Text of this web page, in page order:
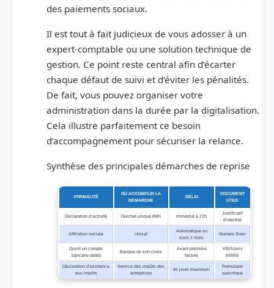
des paiements sociaux.
Il est tout à fait judicieux de vous adosser à un
expert-comptable ou une solution technique de
gestion. Ce point reste central afin d’écarter
chaque défaut de suivi et d’éviter les pénalités.
De fait, vous pouvez organiser votre
administration dans la durée par la digitalisation.
Cela illustre parfaitement ce besoin
d’accompagnement pour sécuriser la relance.
Synthèse des principales démarches de reprise
FORMALITÉ
OÙ ACCOMPLIR LA
DÉMARCHE
DÉLAI
DOCUMENT
UTILE
Déclaration d’activité Guichet unique INPI Immédiat à 72h
Justificatif
d’identité
Affiliation sociale Urssaf
Automatique ou
sous 1 mois
Numéro Siren
Ouvrir un compte
bancaire dédié
Banque de son choix
Avant première
facture
KBIS/avis
INSEE
Déclaration d’existence
aux impôts
Service des impôts des
entreprises
45 jours maximum
Formulaire
spécifique